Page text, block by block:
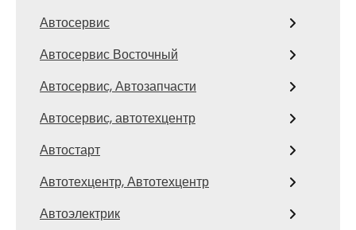
Автосервис
Автосервис Восточный
Автосервис, Автозапчасти
Автосервис, автотехцентр
Автостарт
Автотехцентр, Автотехцентр
Автоэлектрик